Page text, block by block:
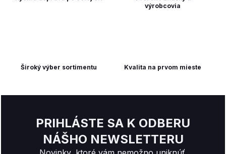
Kvalita na prvom mieste
výrobcovia
Široký výber sortimentu
PRIHLÁSTE SA K ODBERU
NÁŠHO NEWSLETTERU